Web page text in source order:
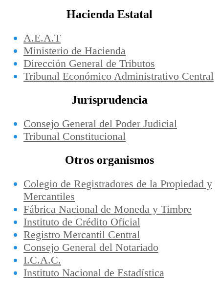
Hacienda Estatal
A.E.A.T
Ministerio de Hacienda
Dirección General de Tributos
Tribunal Económico Administrativo Central
Jurísprudencia
Consejo General del Poder Judicial
Tribunal Constitucional
Otros organismos
Colegio de Registradores de la Propiedad y
Mercantiles
Fábrica Nacional de Moneda y Timbre
Instituto de Crédito Oficial
Registro Mercantil Central
Consejo General del Notariado
I.C.A.C.
Instituto Nacional de Estadística